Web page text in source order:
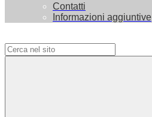
Contatti
Informazioni aggiuntive